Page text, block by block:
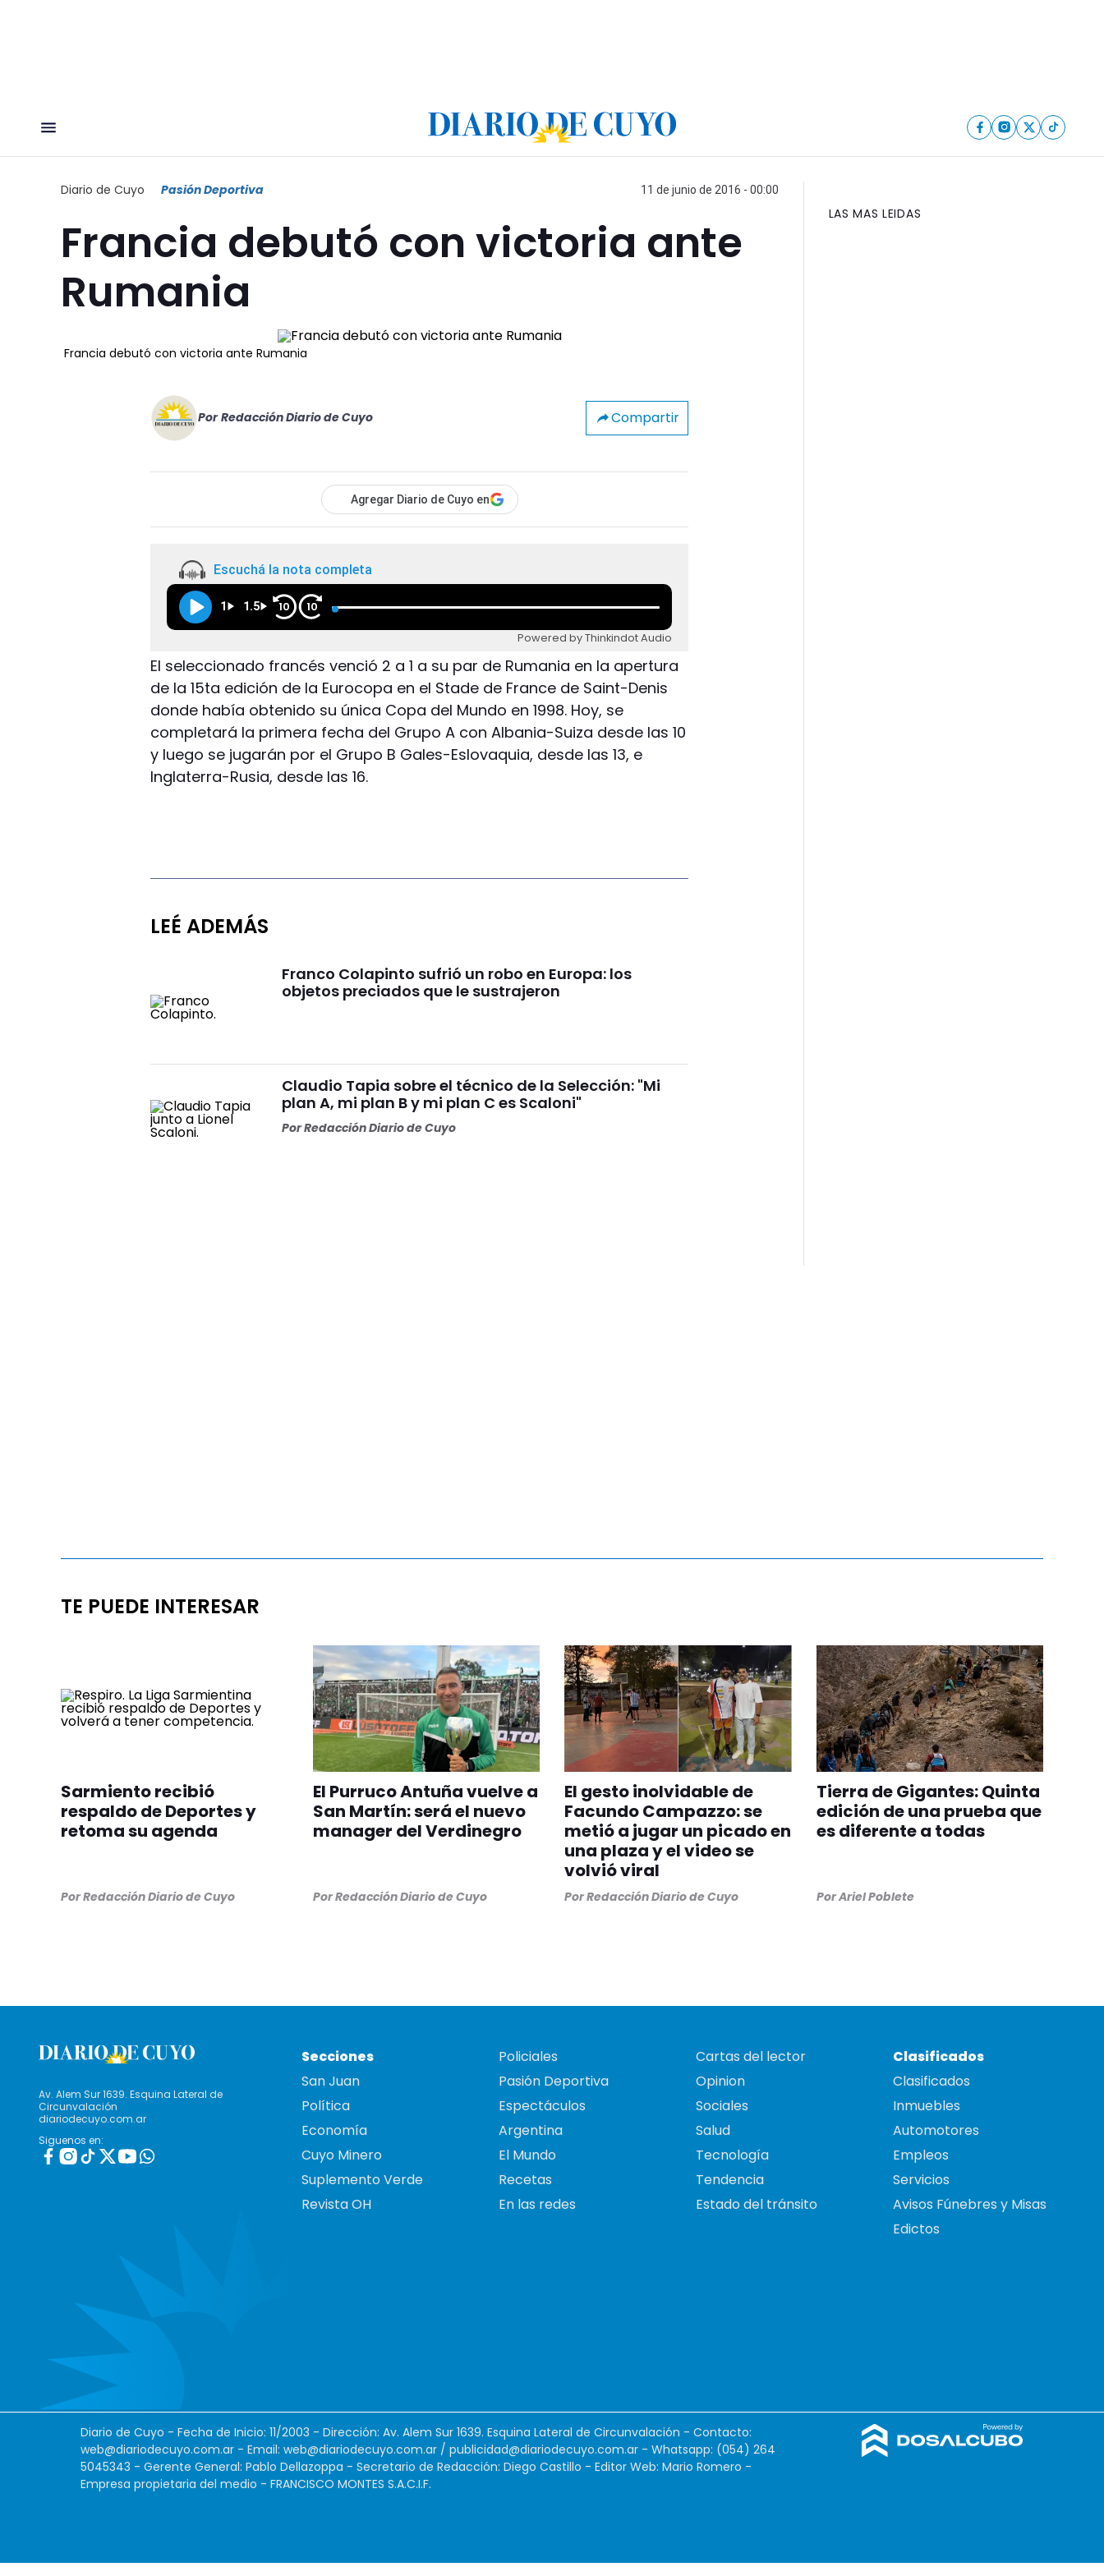
Diario de Cuyo Pasión Deportiva 11 de junio de 2016 - 00:00
Francia debutó con victoria ante
Rumania
Francia debutó con victoria ante Rumania
Por Redacción Diario de Cuyo Compartir
Agregar Diario de Cuyo en
Escuchá la nota completa
1 1.5 10 10
Powered by Thinkindot Audio
El seleccionado francés venció 2 a 1 a su par de Rumania en la apertura
de la 15ta edición de la Eurocopa en el Stade de France de Saint-Denis
donde había obtenido su única Copa del Mundo en 1998. Hoy, se
completará la primera fecha del Grupo A con Albania-Suiza desde las 10
y luego se jugarán por el Grupo B Gales-Eslovaquia, desde las 13, e
Inglaterra-Rusia, desde las 16.
LEÉ ADEMÁS
Franco Colapinto sufrió un robo en Europa: los
objetos preciados que le sustrajeron
Claudio Tapia sobre el técnico de la Selección: "Mi
plan A, mi plan B y mi plan C es Scaloni"
PorRedacción Diario de Cuyo
LAS MAS LEIDAS
TE PUEDE INTERESAR
Sarmiento recibió
respaldo de Deportes y
retoma su agenda
PorRedacción Diario de Cuyo
El Purruco Antuña vuelve a
San Martín: será el nuevo
manager del Verdinegro
PorRedacción Diario de Cuyo
El gesto inolvidable de
Facundo Campazzo: se
metió a jugar un picado en
una plaza y el video se
volvió viral
PorRedacción Diario de Cuyo
Tierra de Gigantes: Quinta
edición de una prueba que
es diferente a todas
PorAriel Poblete
Av. Alem Sur 1639. Esquina Lateral de
Circunvalación
diariodecuyo.com.ar
Siguenos en:
Secciones
San Juan
Política
Economía
Cuyo Minero
Suplemento Verde
Revista OH
Policiales
Pasión Deportiva
Espectáculos
Argentina
El Mundo
Recetas
En las redes
Cartas del lector
Opinion
Sociales
Salud
Tecnología
Tendencia
Estado del tránsito
Clasificados
Clasificados
Inmuebles
Automotores
Empleos
Servicios
Avisos Fúnebres y Misas
Edictos
Diario de Cuyo - Fecha de Inicio: 11/2003 - Dirección: Av. Alem Sur 1639. Esquina Lateral de Circunvalación - Contacto:
web@diariodecuyo.com.ar - Email: web@diariodecuyo.com.ar / publicidad@diariodecuyo.com.ar - Whatsapp: (054) 264
5045343 - Gerente General: Pablo Dellazoppa - Secretario de Redacción: Diego Castillo - Editor Web: Mario Romero -
Empresa propietaria del medio - FRANCISCO MONTES S.A.C.I.F.